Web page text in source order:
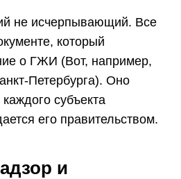
не исчерпывающий. Все
который
о ГЖИ (Вот, например,
Петербурга). Оно
субъекта
его правительством.
и